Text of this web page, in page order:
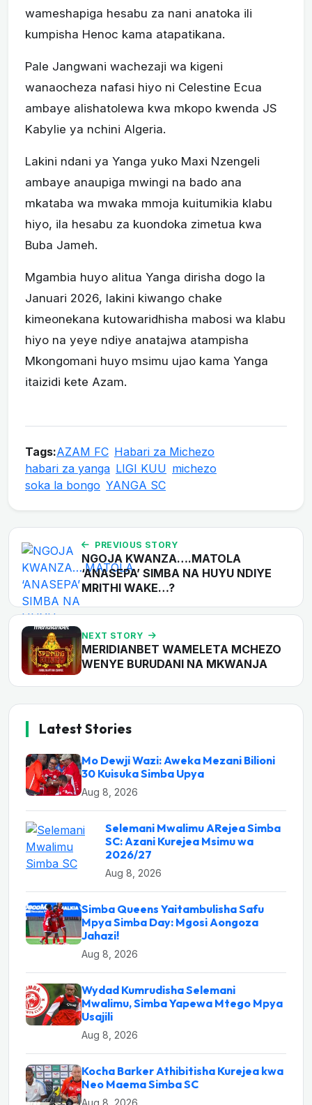
wameshapiga hesabu za nani anatoka ili
kumpisha Henoc kama atapatikana.
Pale Jangwani wachezaji wa kigeni
wanaocheza nafasi hiyo ni Celestine Ecua
ambaye alishatolewa kwa mkopo kwenda JS
Kabylie ya nchini Algeria.
Lakini ndani ya Yanga yuko Maxi Nzengeli
ambaye anaupiga mwingi na bado ana
mkataba wa mwaka mmoja kuitumikia klabu
hiyo, ila hesabu za kuondoka zimetua kwa
Buba Jameh.
Mgambia huyo alitua Yanga dirisha dogo la
Januari 2026, lakini kiwango chake
kimeonekana kutowaridhisha mabosi wa klabu
hiyo na yeye ndiye anatajwa atampisha
Mkongomani huyo msimu ujao kama Yanga
itaizidi kete Azam.
Tags:AZAM FC Habari za Michezo
habari za yanga LIGI KUU michezo
soka la bongo YANGA SC
PREVIOUS STORY
NGOJA KWANZA….MATOLA
‘ANASEPA’ SIMBA NA HUYU NDIYE
MRITHI WAKE…?
NEXT STORY
MERIDIANBET WAMELETA MCHEZO
WENYE BURUDANI NA MKWANJA
Latest Stories
Mo Dewji Wazi: Aweka Mezani Bilioni
30 Kuisuka Simba Upya
Aug 8, 2026
Selemani Mwalimu ARejea Simba
SC: Azani Kurejea Msimu wa
2026/27
Aug 8, 2026
Simba Queens Yaitambulisha Safu
Mpya Simba Day: Mgosi Aongoza
Jahazi!
Aug 8, 2026
Wydad Kumrudisha Selemani
Mwalimu, Simba Yapewa Mtego Mpya
Usajili
Aug 8, 2026
Kocha Barker Athibitisha Kurejea kwa
Neo Maema Simba SC
Aug 8, 2026